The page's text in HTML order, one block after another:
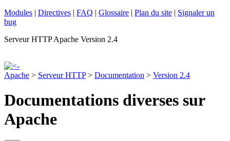
Modules | Directives | FAQ | Glossaire | Plan du site | Signaler un
bug
Serveur HTTP Apache Version 2.4
Apache > Serveur HTTP> Documentation > Version 2.4
Documentations diverses sur
Apache